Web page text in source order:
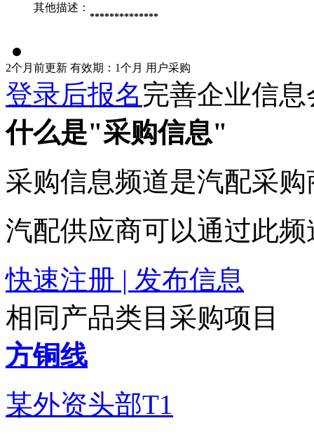
其他描述：
**************
2个月前更新 有效期：1个月 用户采购
登录后报名完善企业信
什么是"采购信息"
采购信息频道是汽配采
汽配供应商可以通过此
快速注册 | 发布信息
相同产品类目采购项目
方铜线
某外资头部T1